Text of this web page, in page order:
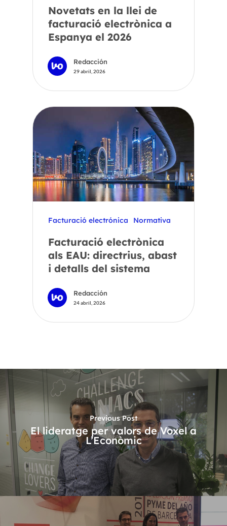
Novetats en la llei de
facturació electrònica a
Espanya el 2026
Redacción
29 abril, 2026
Facturació electrónica Normativa
Facturació electrònica
als EAU: directrius, abast
i detalls del sistema
Redacción
24 abril, 2026
Previous Post
El lideratge per valors de Voxel a
L’Econòmic